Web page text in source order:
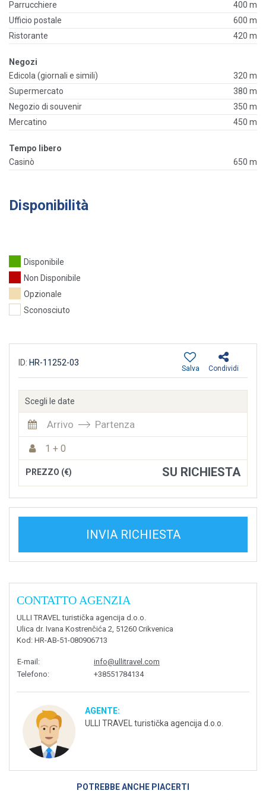
Parrucchiere
400 m
Ufficio postale
600 m
Ristorante
420 m
Negozi
Edicola (giornali e simili)
320 m
Supermercato
380 m
Negozio di souvenir
350 m
Mercatino
450 m
Tempo libero
Casinò
650 m
Disponibilità
Disponibile
Non Disponibile
Opzionale
Sconosciuto
ID: HR-11252-03
Condividi
Salva
Scegli le date
Arrivo Partenza
1 + 0
PREZZO (€) SU RICHIESTA
INVIA RICHIESTA
CONTATTO AGENZIA
ULLI TRAVEL turistička agencija d.o.o.
Ulica dr. Ivana Kostrenčića 2, 51260 Crikvenica
Kod : HR-AB-51-080906713
E-mail :
info@ullitravel.com
Telefono: +38551784134
AGENTE:
ULLI TRAVEL turistička agencija d.o.o.
POTREBBE ANCHE PIACERTI